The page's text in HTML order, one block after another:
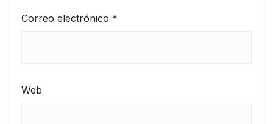
Correo electrónico *
Web